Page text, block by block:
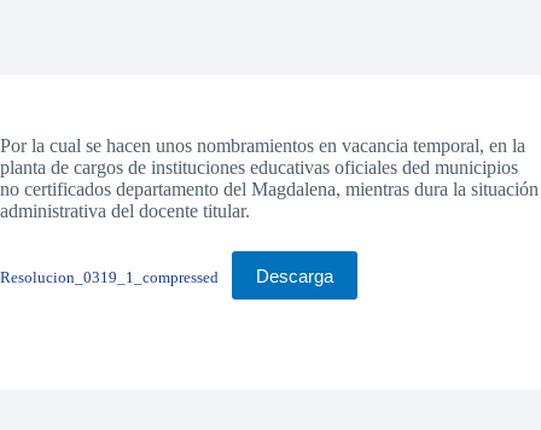
Por la cual se hacen unos nombramientos en vacancia temporal, en la
planta de cargos de instituciones educativas oficiales ded municipios
no certificados departamento del Magdalena, mientras dura la situación
administrativa del docente titular.
Resolucion_0319_1_compressed Descarga